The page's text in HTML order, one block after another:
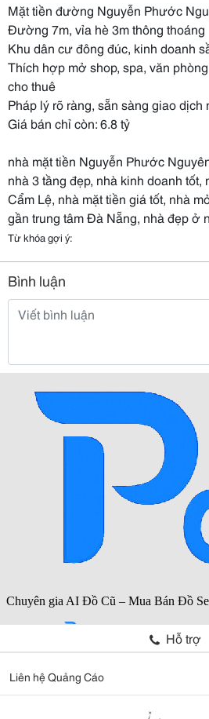
Mặt tiền đường Nguyễn Phước
Đường 7m, vỉa hè 3m thông thoáng
Khu dân cư đông đúc, kinh doanh
Thích hợp mở shop, spa, văn
cho thuê
Pháp lý rõ ràng, sẵn sàng giao dịch
Giá bán chỉ còn: 6.8 tỷ
nhà mặt tiền Nguyễn Phước
nhà 3 tầng đẹp, nhà kinh doanh tốt,
Cẩm Lệ, nhà mặt tiền giá tốt, nhà
gần trung tâm Đà Nẵng, nhà đẹp ở
Từ khóa gợi ý:
Bình luận
Hỗ trợ
Liên hệ Quảng Cáo